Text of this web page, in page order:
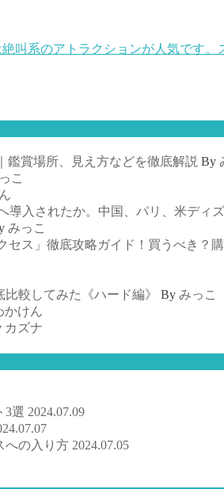
叫系のアトラクションが人気です
鑑賞場所、見え方などを徹底解説 By
こ
導入されたか。中国、パリ、米ディ
みっこ
セス」徹底攻略ガイド！買うべき？
較してみた《ハード編》
By みっこ
かけん
カズナ
3選 2024.07.09
への入り方 2024.07.05